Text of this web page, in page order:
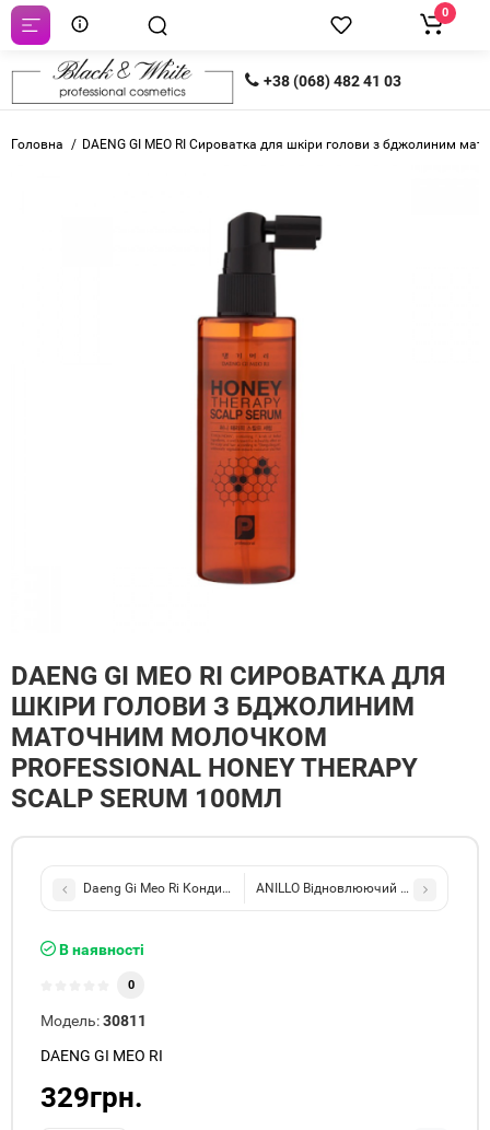
+38 (068) 482 41 03
0
Головна DAENG GI MEO RI Сироватка для шкіри голови з бджолиним
DAENG GI MEO RI СИРОВАТКА ДЛЯ
ШКІРИ ГОЛОВИ З БДЖОЛИНИМ
МАТОЧНИМ МОЛОЧКОМ
PROFESSIONAL HONEY THERAPY
SCALP SERUM 100МЛ
Daeng Gi Meo Ri Кондиціонер для волосся "Медова терапія"
ANILLO Відновлюючий кондиціонер
В наявності
0
Модель:30811
DAENG GI MEO RI
329грн.